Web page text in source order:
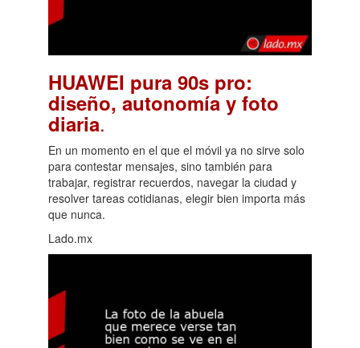
HUAWEI pura 90s pro:
diseño, autonomía y foto
diaria.
En un momento en el que el móvil ya no sirve solo
para contestar mensajes, sino también para
trabajar, registrar recuerdos, navegar la ciudad y
resolver tareas cotidianas, elegir bien importa más
que nunca.
Lado.mx